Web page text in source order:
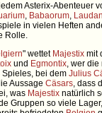
Asterix-Abenteuer
, Babaorum,
in vielen Heften
Rolle.
" wettet Majestix mit
und Egmontix, wer die
Spieles, bei dem Julius
Aussage Cäsars, dass
was Majestix natürlich
Gruppen so viele